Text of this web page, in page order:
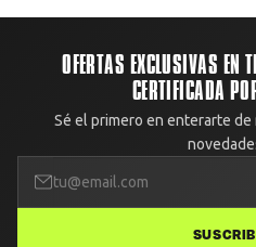
OFERTAS EXCLUSIVAS EN
CERTIFICADA
Sé el primero en enterarte